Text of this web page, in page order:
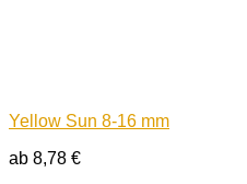
Yellow Sun 8-16 mm
ab 8,78 €